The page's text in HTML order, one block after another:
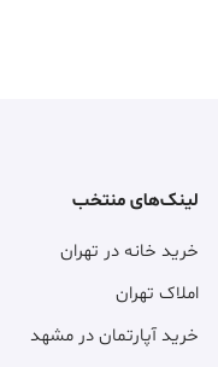
لینک‌های منتخب
خرید خانه در تهران
املاک تهران
خرید آپارتمان در مشهد